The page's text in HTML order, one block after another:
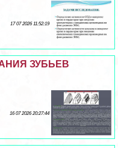
17 07 2026 11:52:19
ЗУБЬЕВ
16 07 2026 20:27:44